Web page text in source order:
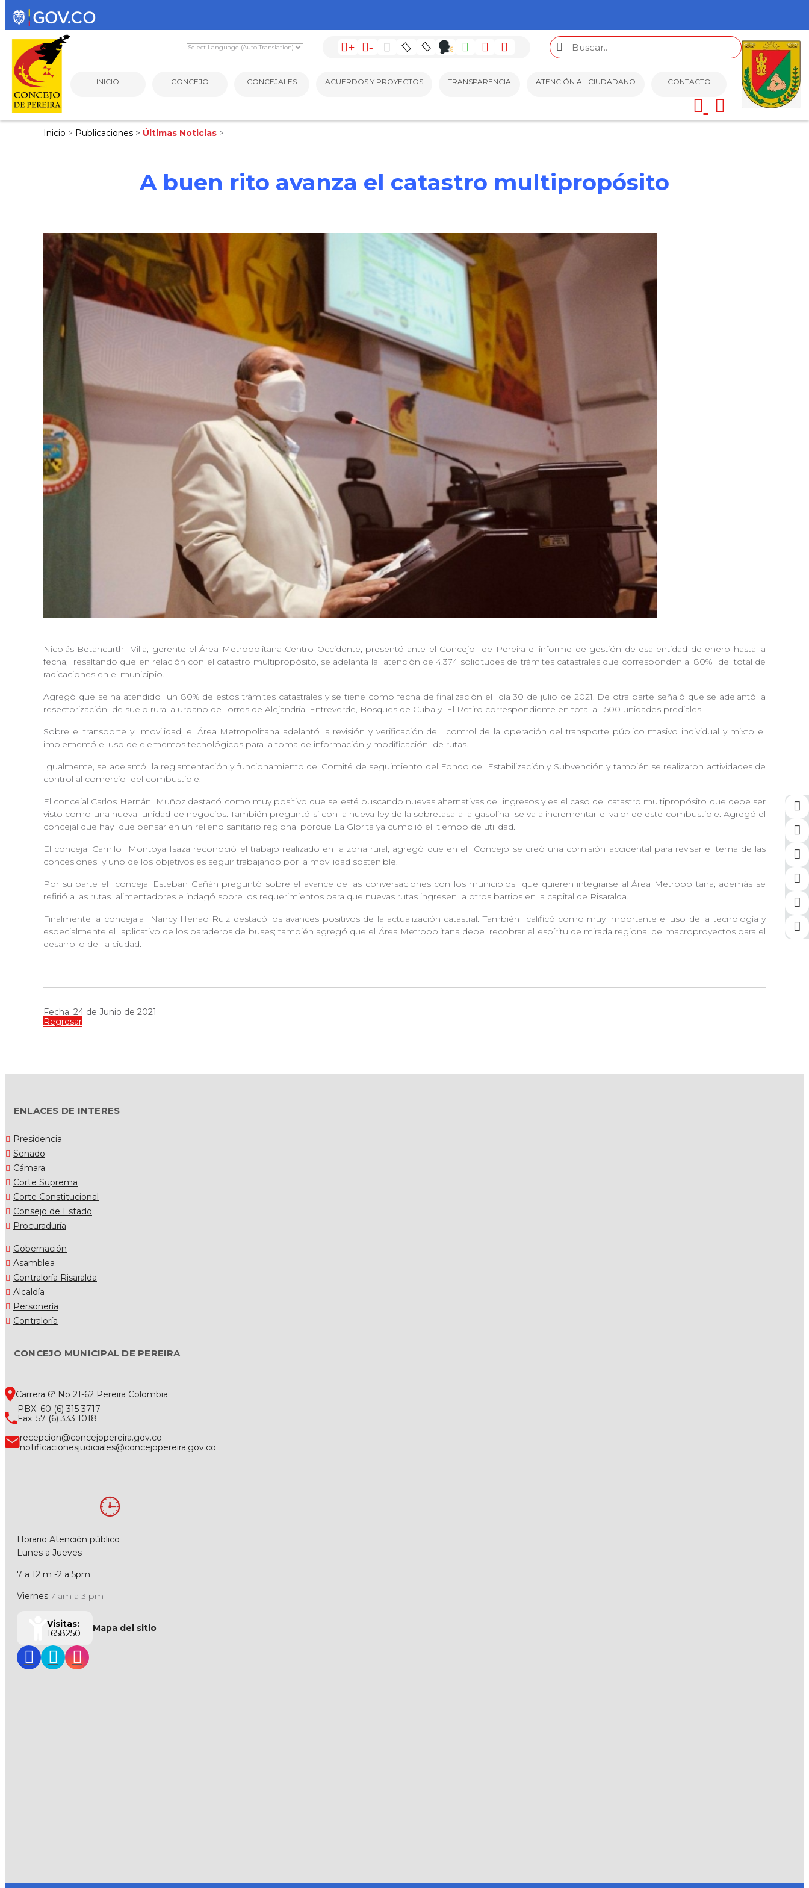
+ -
INICIO CONCEJO CONCEJALES ACUERDOS Y PROYECTOS TRANSPARENCIA ATENCIÓN AL CIUDADANO CONTACTO
Inicio > Publicaciones > Últimas Noticias >
A buen rito avanza el catastro multipropósito
Nicolás Betancurth Villa, gerente el Área Metropolitana Centro Occidente, presentó ante el Concejo
de Pereira el informe de gestión de esa entidad de enero hasta la
fecha,
resaltando que en relación con el catastro multipropósito, se adelanta la atención de 4.374 solicitudes de trámites catastrales que corresponden al 80%
del total de
radicaciones en el municipio.
Agregó que se ha atendido un 80% de estos trámites catastrales y se tiene como fecha de finalización el
día 30 de julio de 2021. De otra parte señaló que se adelantó la
resectorización de suelo rural a urbano de Torres de Alejandría, Entreverde, Bosques de Cuba y El Retiro correspondiente en total a 1.500 unidades prediales.
Sobre el transporte y movilidad, el Área Metropolitana adelantó la revisión y verificación del
control de la operación del transporte público masivo individual y mixto e
implementó el uso de elementos tecnológicos para la toma de información y modificación de rutas.
Igualmente, se adelantó la reglamentación y funcionamiento del Comité de seguimiento del Fondo de
Estabilización y Subvención y también se realizaron actividades de
control al comercio del combustible.
El concejal Carlos Hernán Muñoz destacó como muy positivo que se esté buscando nuevas alternativas de
ingresos y es el caso del catastro multipropósito que debe ser
visto como una nueva unidad de negocios. También preguntó si con la nueva ley de la sobretasa a la gasolina
se va a incrementar el valor de este combustible. Agregó el
concejal que hay que pensar en un relleno sanitario regional porque La Glorita ya cumplió el tiempo de utilidad.
El concejal Camilo Montoya Isaza reconoció el trabajo realizado en la zona rural; agregó que en el
Concejo se creó una comisión accidental para revisar el tema de las
concesiones y uno de los objetivos es seguir trabajando por la movilidad sostenible.
Por su parte el concejal Esteban Gañán preguntó sobre el avance de las conversaciones con los municipios
que quieren integrarse al Área Metropolitana; además se
refirió a las rutas alimentadores e indagó sobre los requerimientos para que nuevas rutas ingresen a otros barrios en la capital de Risaralda.
Finalmente la concejala Nancy Henao Ruiz destacó los avances positivos de la actualización catastral. También
calificó como muy importante el uso de la tecnología y
especialmente el
aplicativo de los paraderos de buses; también agregó que el Área Metropolitana debe recobrar el espíritu de mirada regional de macroproyectos para el
desarrollo de la ciudad.
Fecha: 24 de Junio de 2021
Regresar
ENLACES DE INTERES
Presidencia
Senado
Cámara
Corte Suprema
Corte Constitucional
Consejo de Estado
Procuraduría
Gobernación
Asamblea
Contraloría Risaralda
Alcaldía
Personería
Contraloría
CONCEJO MUNICIPAL DE PEREIRA
Carrera 6ª No 21-62 Pereira Colombia
PBX: 60 (6) 315 3717
Fax: 57 (6) 333 1018
recepcion@concejopereira.gov.co
notificacionesjudiciales@concejopereira.gov.co
Horario Atención público
Lunes a Jueves
7 a 12 m -2 a 5pm
Viernes 7 am a 3 pm
Visitas:
1658250
Mapa del sitio